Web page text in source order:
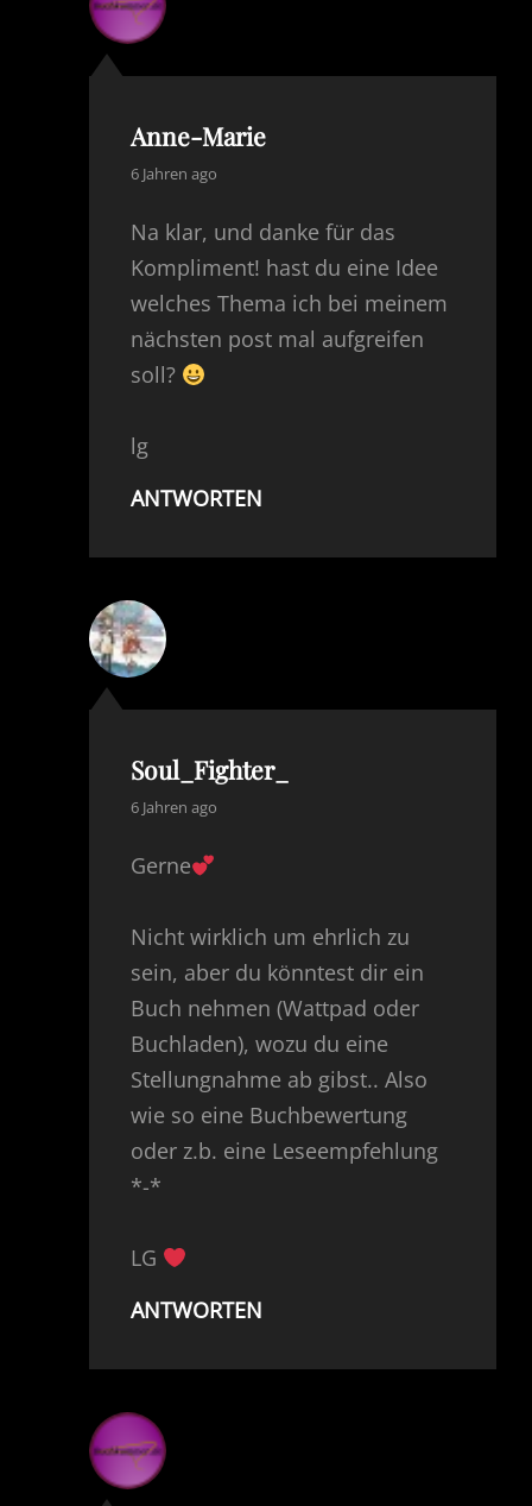
Anne-Marie
says:
6 Jahren ago
Na klar, und danke für das
Kompliment! hast du eine Idee
welches Thema ich bei meinem
nächsten post mal aufgreifen
soll?
lg
ANTWORTEN
Soul_Fighter_
says:
6 Jahren ago
Gerne
Nicht wirklich um ehrlich zu
sein, aber du könntest dir ein
Buch nehmen (Wattpad oder
Buchladen), wozu du eine
Stellungnahme ab gibst.. Also
wie so eine Buchbewertung
oder z.b. eine Leseempfehlung
*-*
LG
ANTWORTEN